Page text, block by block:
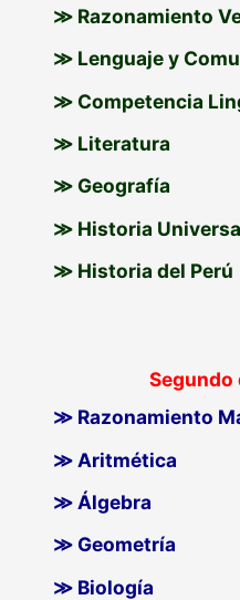
≫ Razonamiento
≫ Lenguaje y
≫ Competencia
≫ Literatura
≫ Geografía
≫ Historia
≫ Historia del Perú
Segundo
≫ Razonamiento
≫ Aritmética
≫ Álgebra
≫ Geometría
≫ Biología